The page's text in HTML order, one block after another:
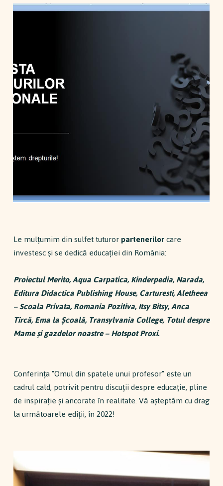
Le mulțumim din sulfet tuturorpartenerilorcare
investesc și se dedică educației din România:
Proiectul Merito, Aqua Carpatica, Kinderpedia, Narada,
Editura Didactica Publishing House, Carturesti, Aletheea
– Scoala Privata, Romania Pozitiva, Itsy Bitsy, Anca
Tîrcă, Ema la Școală, Transylvania College, Totul despre
Mame și gazdelor noastre – Hotspot Proxi.
Conferința ”Omul din spatele unui profesor” este un
cadrul cald, potrivit pentru discuții despre educație, pline
de inspirație și ancorate în realitate. Vă așteptăm cu drag
la următoarele ediții, în 2022!